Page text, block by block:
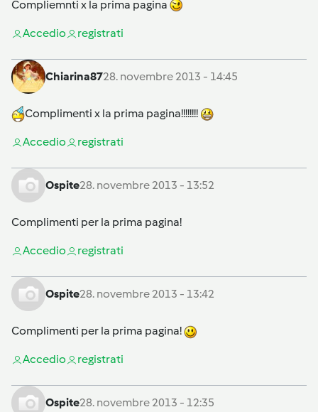
Compliemnti x la prima pagina
Accedio registrati
Chiarina8728. novembre 2013 - 14:45
Complimenti x la prima pagina!!!!!!!!
Accedio registrati
Ospite28. novembre 2013 - 13:52
Complimenti per la prima pagina!
Accedio registrati
Ospite28. novembre 2013 - 13:42
Complimenti per la prima pagina!
Accedio registrati
Ospite28. novembre 2013 - 12:35